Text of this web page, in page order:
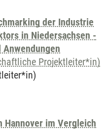
der Industrie
in Niedersachsen -
Projektleiter*in)
Hannover im Vergleich